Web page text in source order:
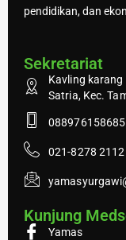
pendidikan, dan
Sekretariat
Kavling karang
Satria, Kec.
088976158685
021-8278 2112
Kunjung
Yamas